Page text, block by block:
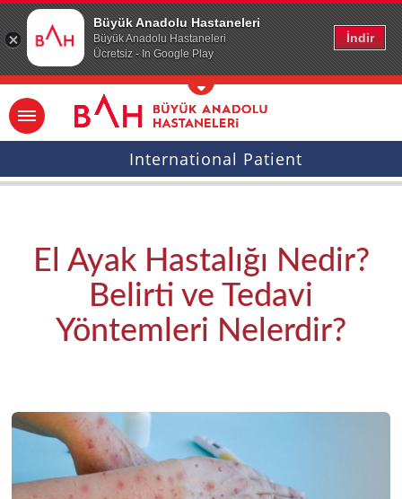
Büyük Anadolu Hastaneleri
Büyük Anadolu Hastaneleri
Ücretsiz - In Google Play
İndir
Ana icerige atla
International Patient
El Ayak Hastalığı Nedir?
Belirti ve Tedavi
Yöntemleri Nelerdir?